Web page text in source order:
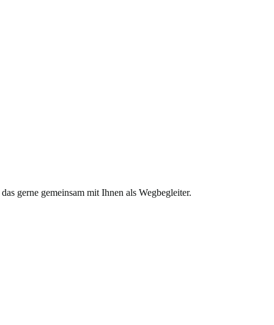
gerne gemeinsam mit Ihnen als Wegbegleiter.